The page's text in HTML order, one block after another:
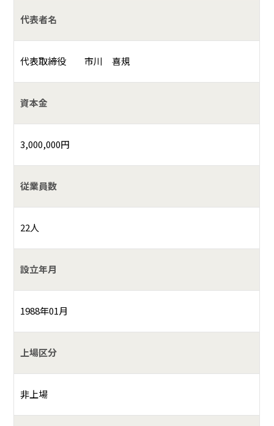
代表者名
代表取締役 市川 喜規
資本金
3,000,000円
従業員数
22人
設立年月
1988年01月
上場区分
非上場